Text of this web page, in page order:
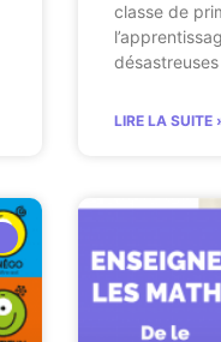
classe de
LIRE LA SUITE